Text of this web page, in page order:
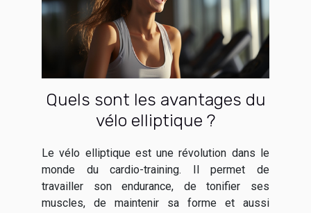
Quels sont les avantages du
vélo elliptique ?
Le vélo elliptique est une révolution dans le
monde du cardio-training. Il permet de
travailler son endurance, de tonifier ses
muscles, de maintenir sa forme et aussi